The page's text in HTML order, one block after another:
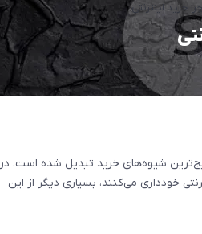
چرا خرید اینترنتی
شیوه‌های خرید تبدیل شده است. در
خودداری می‌کنند، بسیاری دیگر از این